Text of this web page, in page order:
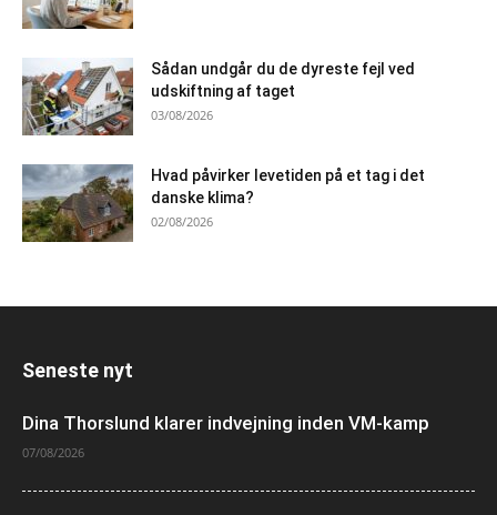
Sådan undgår du de dyreste fejl ved
udskiftning af taget
03/08/2026
Hvad påvirker levetiden på et tag i det
danske klima?
02/08/2026
Seneste nyt
Dina Thorslund klarer indvejning inden VM-kamp
07/08/2026